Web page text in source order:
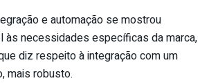
e automação se mostrou
às necessidades específicas da marca,
diz respeito à integração com um
mais robusto.